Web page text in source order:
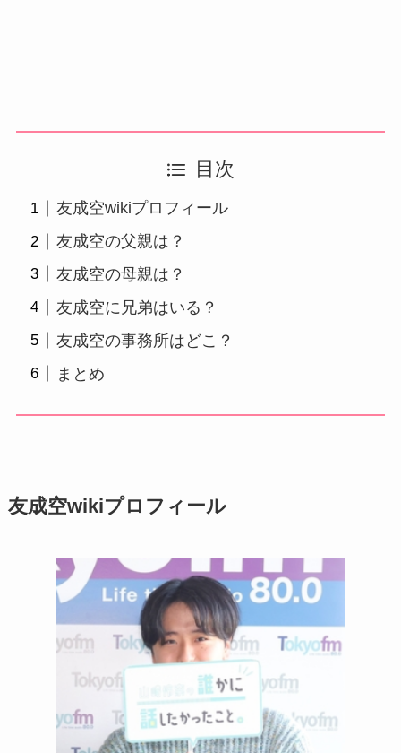
目次
友成空wikiプロフィール
友成空の父親は？
友成空の母親は？
友成空に兄弟はいる？
友成空の事務所はどこ？
まとめ
友成空wikiプロフィール